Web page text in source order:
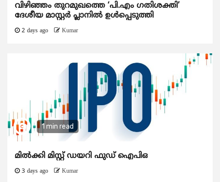
വിഴിഞ്ഞം തുറമുഖത്തെ ‘പി.എം ഗതിശക്തി’
ദേശീയ മാസ്റ്റർ പ്ലാനിൽ ഉൾപ്പെടുത്തി
2 days ago Kumar
1 min read
മിൽക്കി മിസ്റ്റ് ഡയറി ഫുഡ് ഐപിഒ
3 days ago Kumar